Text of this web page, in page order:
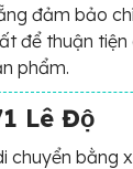
đảm bảo
để thuận tiện
phẩm.
Lê Độ
chuyển bằng